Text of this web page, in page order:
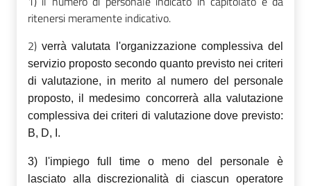
ritenersi meramente indicativo.
2)verrà valutata l'organizzazione complessiva del
servizio proposto secondo quanto previsto nei criteri
di valutazione, in merito al numero del personale
proposto, il medesimo concorrerà alla valutazione
complessiva dei criteri di valutazione dove previsto:
B, D, I.
3)
l'impiego full time o meno del personale è
lasciato alla discrezionalità di ciascun operatore